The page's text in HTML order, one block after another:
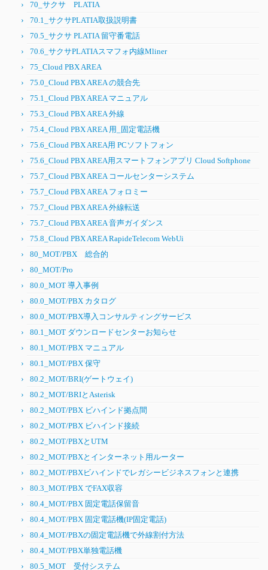
70_サクサ PLATIA
70.1_サクサPLATIA取扱説明書
70.5_サクサ PLATIA 留守番電話
70.6_サクサPLATIAスマフォ内線Mliner
75_Cloud PBX AREA
75.0_Cloud PBX AREA の競合先
75.1_Cloud PBX AREA マニュアル
75.3_Cloud PBX AREA 外線
75.4_Cloud PBX AREA 用_固定電話機
75.6_Cloud PBX AREA用 PCソフトフォン
75.6_Cloud PBX AREA用スマートフォンアプリ Cloud Softphone
75.7_Cloud PBX AREA コールセンターシステム
75.7_Cloud PBX AREA フォロミー
75.7_Cloud PBX AREA 外線転送
75.7_Cloud PBX AREA 音声ガイダンス
75.8_Cloud PBX AREA RapideTelecom WebUi
80_MOT/PBX 総合的
80_MOT/Pro
80.0_MOT 導入事例
80.0_MOT/PBX カタログ
80.0_MOT/PBX導入コンサルティングサービス
80.1_MOT ダウンロードセンターお知らせ
80.1_MOT/PBX マニュアル
80.1_MOT/PBX 保守
80.2_MOT/BRI(ゲートウェイ)
80.2_MOT/BRIとAsterisk
80.2_MOT/PBX ビハインド拠点間
80.2_MOT/PBX ビハインド接続
80.2_MOT/PBXとUTM
80.2_MOT/PBXとインターネット用ルーター
80.2_MOT/PBXビハインドでレガシービジネスフォンと連携
80.3_MOT/PBX でFAX収容
80.4_MOT/PBX 固定電話保留音
80.4_MOT/PBX 固定電話機(IP固定電話)
80.4_MOT/PBXの固定電話機で外線割付方法
80.4_MOT/PBX単独電話機
80.5_MOT 受付システム